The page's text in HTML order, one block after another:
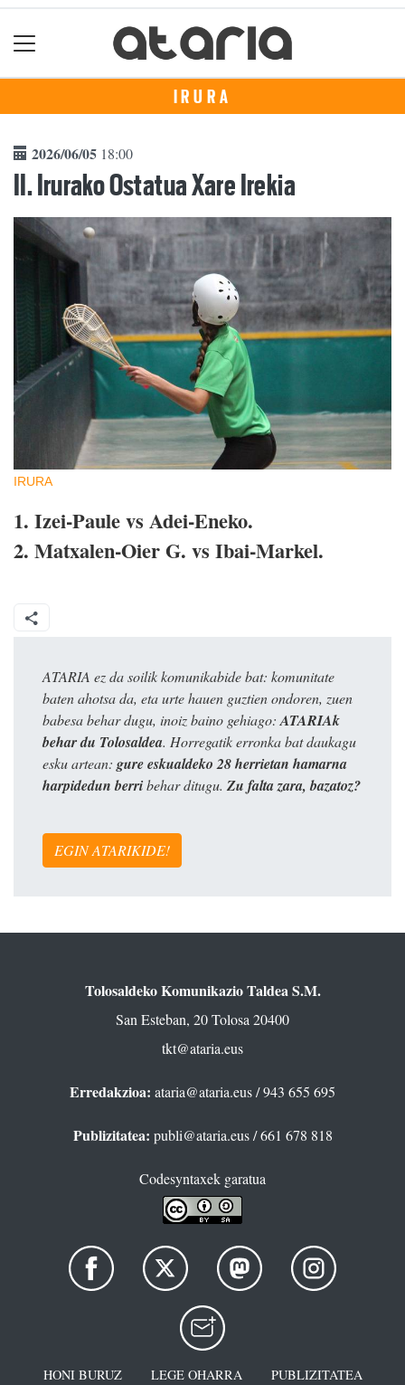
IRURA
2026/06/05 18:00
II. Irurako Ostatua Xare Irekia
IRURA
1. Izei-Paule vs Adei-Eneko.
2. Matxalen-Oier G. vs Ibai-Markel.
ATARIA ez da soilik komunikabide bat: komunitate
baten ahotsa da, eta urte hauen guztien ondoren, zuen
babesa behar dugu, inoiz baino gehiago: ATARIAk
behar du Tolosaldea. Horregatik erronka bat daukagu
esku artean: gure eskualdeko 28 herrietan hamarna
harpidedun berribehar ditugu. Zu falta zara, bazatoz?
EGIN ATARIKIDE!
Tolosaldeko Komunikazio Taldea S.M.
San Esteban, 20 Tolosa 20400
tkt@ataria.eus
Erredakzioa: ataria@ataria.eus/ 943 655 695
Publizitatea: publi@ataria.eus/ 661 678 818
Codesyntaxek garatua
HONI BURUZ LEGE OHARRA
PUBLIZITATEA